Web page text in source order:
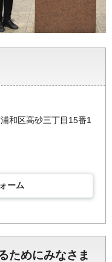
和区高砂三丁目15番1
ーム
ためにみなさま